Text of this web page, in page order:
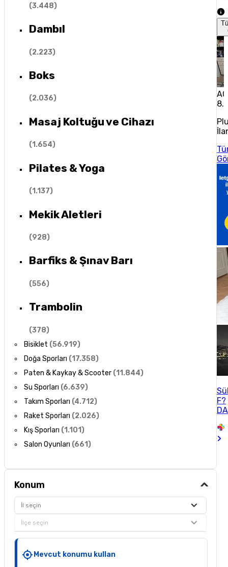
(3.448)
Dambıl
(2.223)
Boks
(2.036)
Masaj Koltuğu ve Cihazı
(1.654)
Pilates & Yoga
(1.137)
Mekik Aletleri
(928)
Barfiks & Şınav Barı
(556)
Trambolin
(378)
Bisiklet (56.919)
Doğa Sporları (17.358)
Paten & Kaykay & Scooter (11.844)
Su Sporları (6.639)
Takım Sporları (4.712)
Raket Sporları (2.026)
Kış Sporları (1.101)
Salon Oyunları (661)
Konum
İl seçin
İlçe seçin
Mevcut konumu kullan
F?